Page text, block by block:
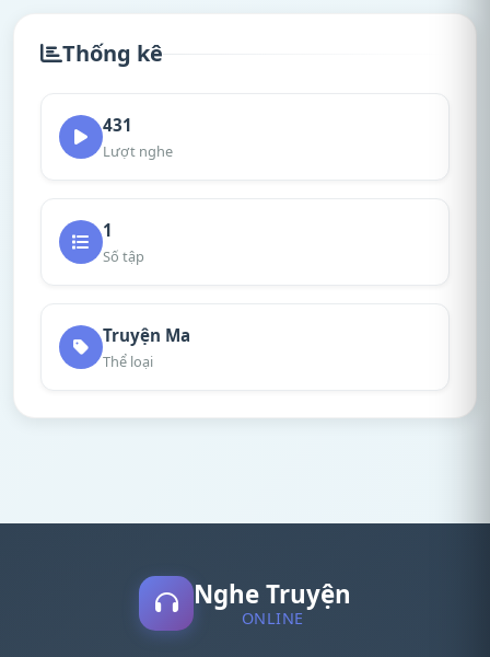
Thống kê
431
Lượt nghe
1
Số tập
Truyện Ma
Thể loại
Nghe Truyện
ONLINE